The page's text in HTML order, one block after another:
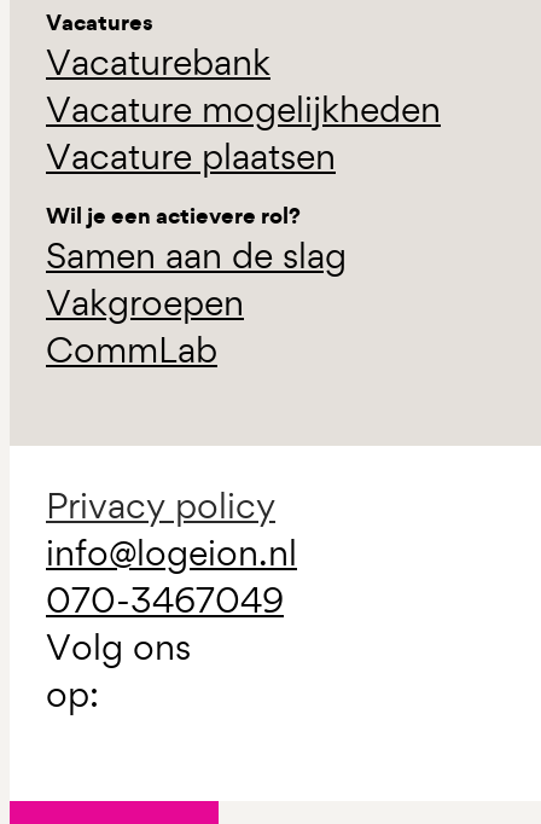
Vacatures
Vacaturebank
Vacature mogelijkheden
Vacature plaatsen
Wil je een actievere rol?
Samen aan de slag
Vakgroepen
CommLab
Privacy policy
info@logeion.nl
070-3467049
Volg ons
op: